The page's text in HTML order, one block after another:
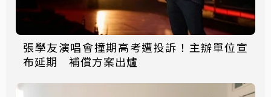
張學友演唱會撞期高考遭投訴！主辦單位宣
布延期 補償方案出爐